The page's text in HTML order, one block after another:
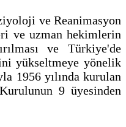
ve Reanimasyon
ve uzman hekimlerin
ve Türkiye'de
yükseltmeye yönelik
1956 yılında kurulan
9 üyesinden